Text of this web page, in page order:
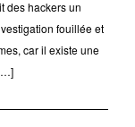
des hackers un
fouillée et
car il existe une